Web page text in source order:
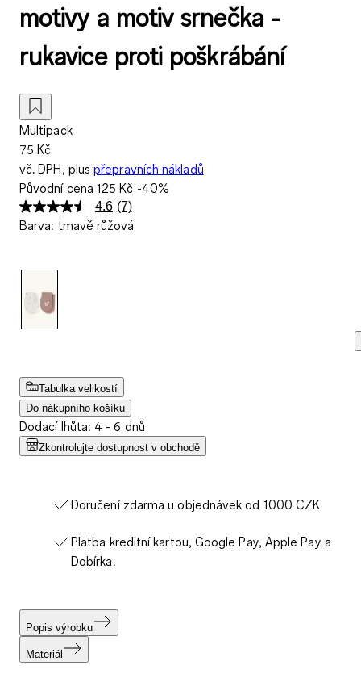
motivy a motiv srnečka -
rukavice proti poškrábání
Multipack
75 Kč
vč. DPH, plus přepravních nákladů
Původní cena125 Kč -40%
4.6 Přečtěte
si
(7)
Barva: tmavě růžová
Tabulka velikostí
Do nákupního košíku
Dodací lhůta: 4 - 6 dnů
Zkontrolujte dostupnost v obchodě
Doručení zdarma u objednávek od 1000 CZK
Platba kreditní kartou, Google Pay, Apple Pay a
Dobírka.
Popis výrobku
Materiál